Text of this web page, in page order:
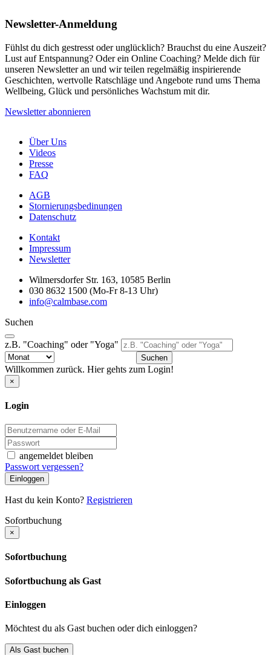
Newsletter-Anmeldung
Fühlst du dich gestresst oder unglücklich? Brauchst du eine Auszeit?
Lust auf Entspannung? Oder ein Online Coaching? Melde dich für
unseren Newsletter an und wir teilen regelmäßig inspirierende
Geschichten, wertvolle Ratschläge und Angebote rund ums Thema
Wellbeing, Glück und persönliches Wachstum mit dir.
Newsletter abonnieren
Über Uns
Videos
Presse
FAQ
AGB
Stornierungsbedinungen
Datenschutz
Kontakt
Impressum
Newsletter
Wilmersdorfer Str. 163, 10585 Berlin
030 8632 1500 (Mo-Fr 8-13 Uhr)
info@calmbase.com
Suchen
z.B. "Coaching" oder "Yoga"
Suchen
Willkommen zurück. Hier gehts zum Login!
×
Login
angemeldet bleiben
Passwort vergessen?
Einloggen
Hast du kein Konto? Registrieren
Sofortbuchung
×
Sofortbuchung
Sofortbuchung als Gast
Einloggen
Möchtest du als Gast buchen oder dich einloggen?
Als Gast buchen